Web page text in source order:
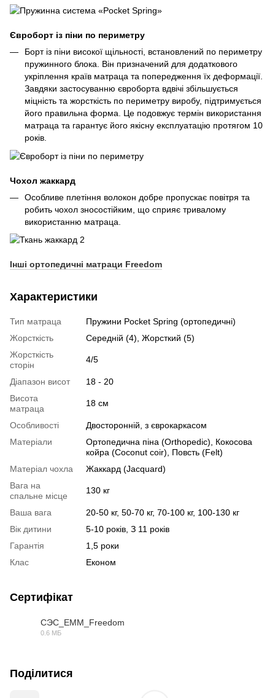
Євроборт із піни по периметру
Борт із піни високої щільності, встановлений по периметру
пружинного блока. Він призначений для додаткового
укріплення країв матраца та попередження їх деформації.
Завдяки застосуванню євроборта вдвічі збільшується
міцність та жорсткість по периметру виробу, підтримується
його правильна форма. Це подовжує термін використання
матраца та гарантує його якісну експлуатацію протягом 10
років.
Чохол жаккард
Особливе плетіння волокон добре пропускає повітря та
робить чохол зносостійким, що сприяє тривалому
використанню матраца.
Інші ортопедичні матраци Freedom
Характеристики
Тип матраца
Пружини Pocket Spring (ортопедичні)
Жорсткість
Середній (4), Жорсткий (5)
Жорсткість
сторін
4/5
Діапазон висот
18 - 20
Висота
матраца
18 см
Особливості
Двосторонній, з єврокаркасом
Матеріали
Ортопедична піна (Orthopedic), Кокосова
койра (Coconut coir), Повсть (Felt)
Матеріал чохла
Жаккард (Jacquard)
Вага на
спальне місце
130 кг
Ваша вага
20-50 кг, 50-70 кг, 70-100 кг, 100-130 кг
Вік дитини
5-10 років, З 11 років
Гарантія
1,5 роки
Клас
Економ
Сертифікат
СЭС_ЕММ_Freedom
0.6 МБ
Поділитися